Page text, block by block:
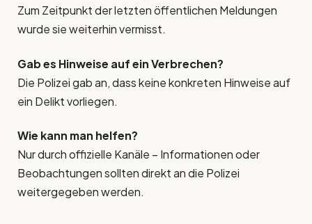
Zum Zeitpunkt der letzten öffentlichen Meldungen
wurde sie weiterhin vermisst.
Gab es Hinweise auf ein Verbrechen?
Die Polizei gab an, dass keine konkreten Hinweise auf
ein Delikt vorliegen.
Wie kann man helfen?
Nur durch offizielle Kanäle – Informationen oder
Beobachtungen sollten direkt an die Polizei
weitergegeben werden.